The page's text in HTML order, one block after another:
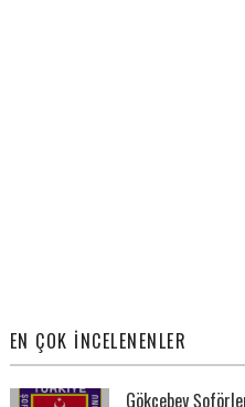
EN ÇOK İNCELENENLER
Gökçebey